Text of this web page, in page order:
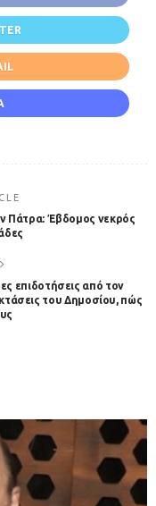
Πάτρα: Έβδομος νεκρός
επιδοτήσεις από τον
του Δημοσίου, πώς